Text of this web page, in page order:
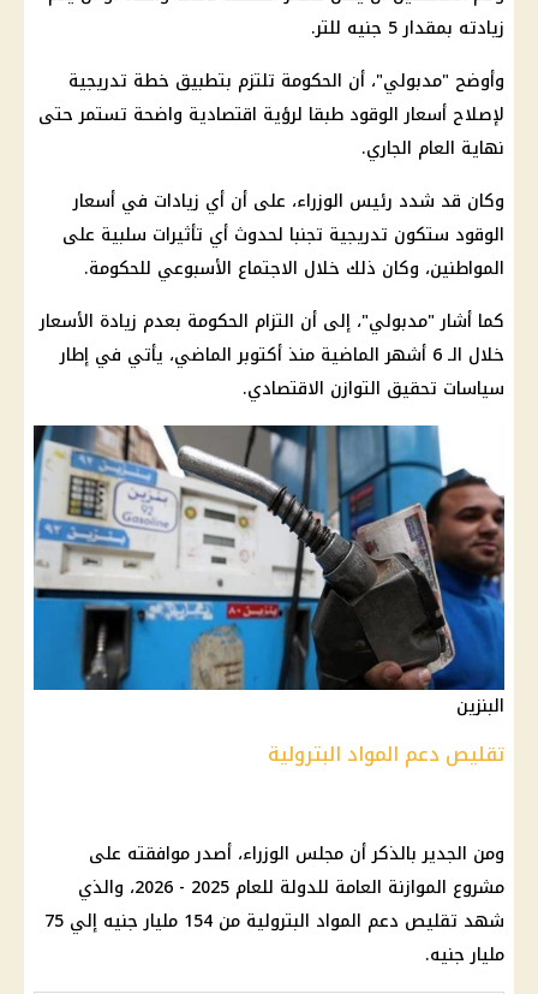
زيادته بمقدار 5 جنيه للتر.
وأوضح "مدبولي"، أن الحكومة تلتزم بتطبيق خطة تدريجية
لإصلاح أسعار الوقود طبقا لرؤية اقتصادية واضحة تستمر حتى
نهاية العام الجاري.
وكان قد شدد رئيس الوزراء، على أن أي زيادات في أسعار
الوقود ستكون تدريجية تجنبا لحدوث أي تأثيرات سلبية على
المواطنين، وكان ذلك خلال الاجتماع الأسبوعي للحكومة.
كما أشار "مدبولي"، إلى أن التزام الحكومة بعدم زيادة الأسعار
خلال الـ 6 أشهر الماضية منذ أكتوبر الماضي، يأتي في إطار
سياسات تحقيق التوازن الاقتصادي.
البنزين
تقليص دعم المواد البترولية
ومن الجدير بالذكر أن مجلس الوزراء، أصدر موافقته على
مشروع الموازنة العامة للدولة للعام 2025 - 2026، والذي
شهد تقليص دعم المواد البترولية من 154 مليار جنيه إلي 75
مليار جنيه.